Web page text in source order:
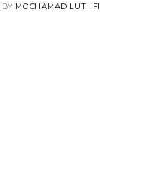
BY MOCHAMAD LUTHFI